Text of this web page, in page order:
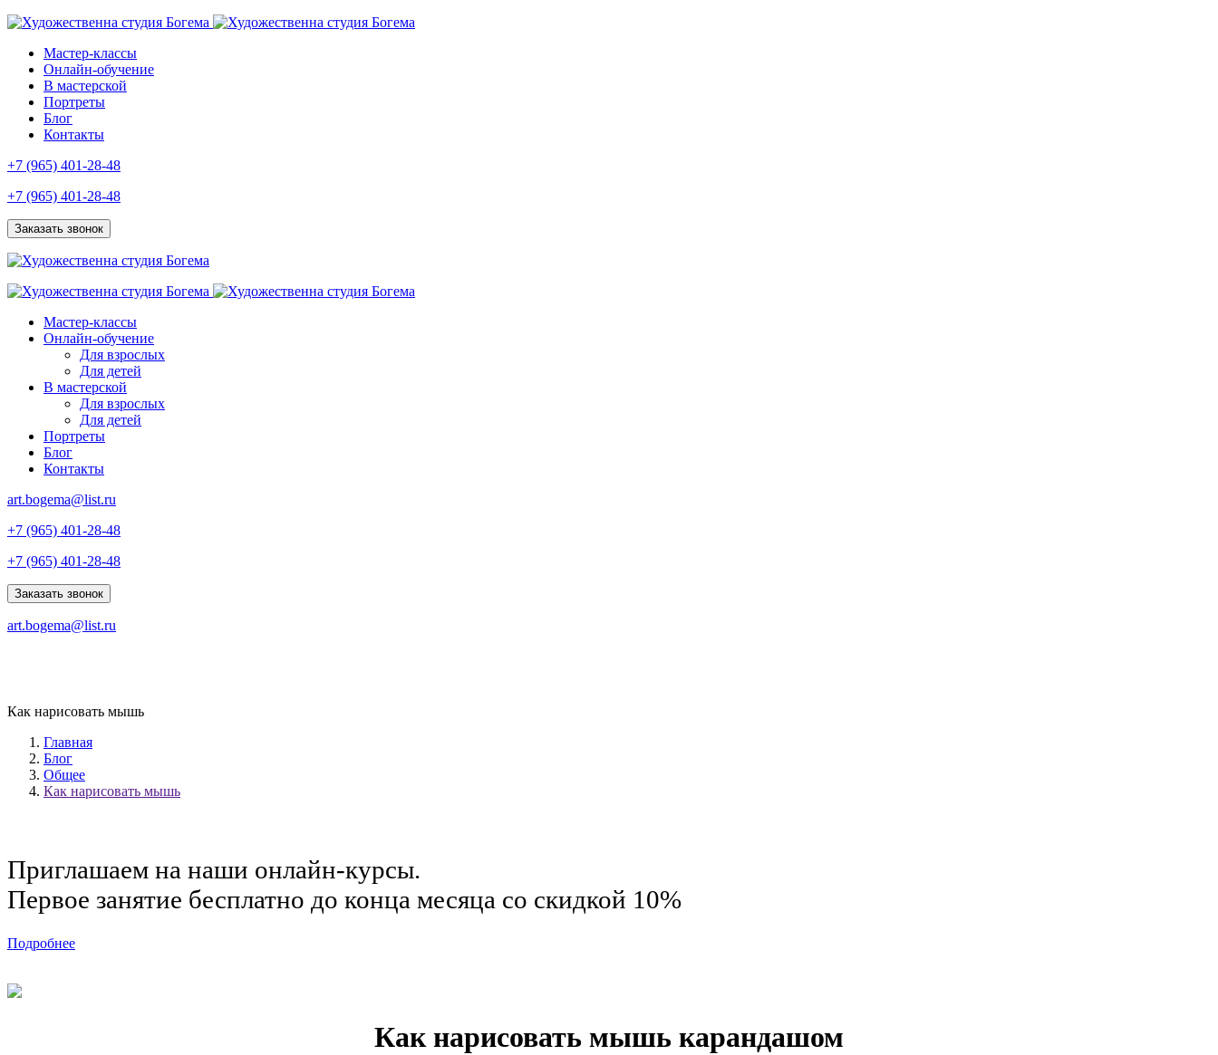
Мастер-классы
Онлайн-обучение
В мастерской
Портреты
Блог
Контакты
+7 (965) 401-28-48
+7 (965) 401-28-48
Заказать звонок
Мастер-классы
Онлайн-обучение
Для взрослых
Для детей
В мастерской
Для взрослых
Для детей
Портреты
Блог
Контакты
art.bogema@list.ru
+7 (965) 401-28-48
+7 (965) 401-28-48
Заказать звонок
art.bogema@list.ru
Как нарисовать мышь
Главная
Блог
Общее
Как нарисовать мышь
Приглашаем на наши онлайн-курсы.
Первое занятие бесплатно до конца месяца со скидкой 10%
Подробнее
Как нарисовать мышь карандашом